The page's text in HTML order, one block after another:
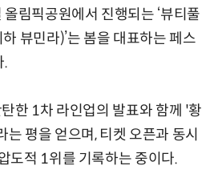
림픽공원에서 진행되는 ‘뷰티풀
뷰민라)’는 봄을 대표하는 페스
.
한 1차 라인업의 발표와 함께 '황
평을 얻으며, 티켓 오픈과 동시
도적 1위를 기록하는 중이다.